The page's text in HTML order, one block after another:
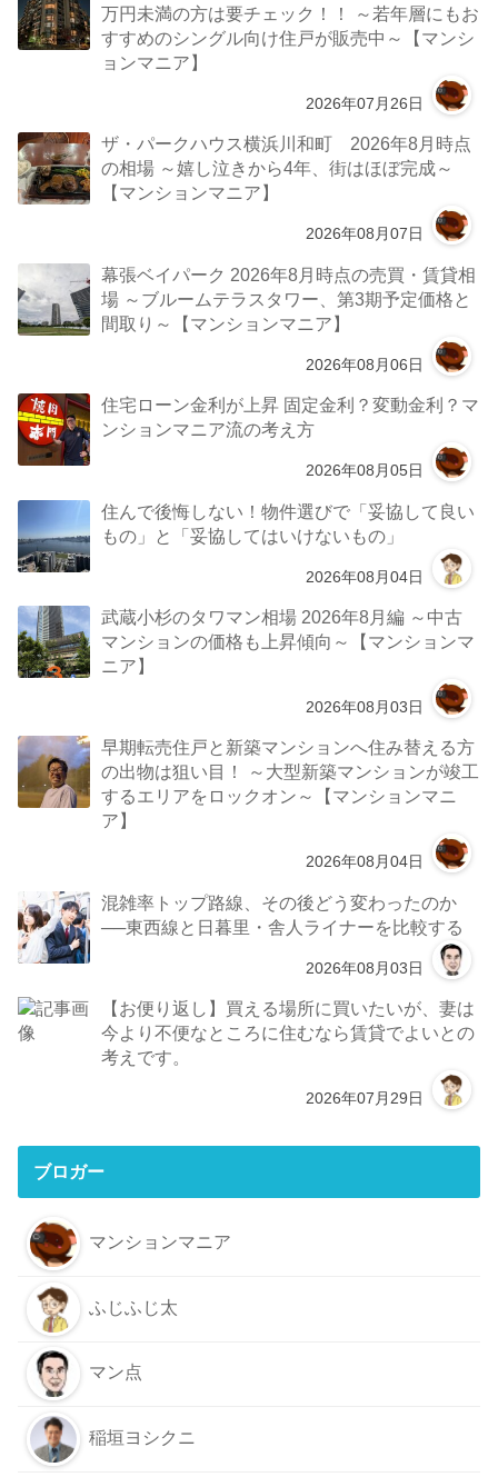
万円未満の方は要チェック！！ ～若年層にもお
すすめのシングル向け住戸が販売中～【マンシ
ョンマニア】
2026年07月26日
ザ・パークハウス横浜川和町 2026年8月時点
の相場 ～嬉し泣きから4年、街はほぼ完成～
【マンションマニア】
2026年08月07日
幕張ベイパーク 2026年8月時点の売買・賃貸相
場 ～ブルームテラスタワー、第3期予定価格と
間取り～【マンションマニア】
2026年08月06日
住宅ローン金利が上昇 固定金利？変動金利？マ
ンションマニア流の考え方
2026年08月05日
住んで後悔しない！物件選びで「妥協して良い
もの」と「妥協してはいけないもの」
2026年08月04日
武蔵小杉のタワマン相場 2026年8月編 ～中古
マンションの価格も上昇傾向～【マンションマ
ニア】
2026年08月03日
早期転売住戸と新築マンションへ住み替える方
の出物は狙い目！ ～大型新築マンションが竣工
するエリアをロックオン～【マンションマニ
ア】
2026年08月04日
混雑率トップ路線、その後どう変わったのか
──東西線と日暮里・舎人ライナーを比較する
2026年08月03日
【お便り返し】買える場所に買いたいが、妻は
今より不便なところに住むなら賃貸でよいとの
考えです。
2026年07月29日
ブロガー
マンションマニア
ふじふじ太
マン点
稲垣ヨシクニ